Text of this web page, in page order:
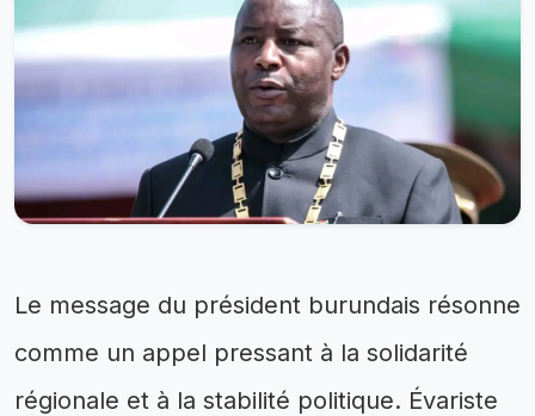
Le message du président burundais résonne
comme un appel pressant à la solidarité
régionale et à la stabilité politique. Évariste